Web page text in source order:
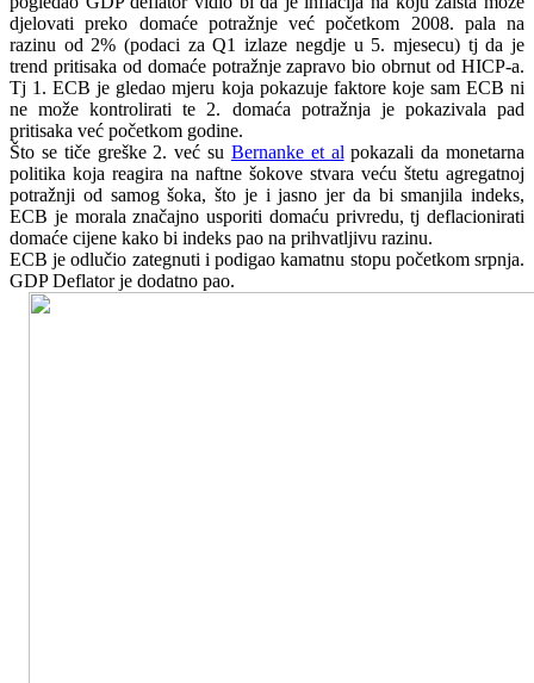
djelovati preko domaće potražnje već početkom 2008. pala na
razinu od 2% (podaci za Q1 izlaze negdje u 5. mjesecu) tj da je
trend pritisaka od domaće potražnje zapravo bio obrnut od HICP-a.
Tj 1. ECB je gledao mjeru koja pokazuje faktore koje sam ECB ni
ne može kontrolirati te 2. domaća potražnja je pokazivala pad
pritisaka već početkom godine.
Što se tiče greške 2. već su Bernanke et al pokazali da monetarna
politika koja reagira na naftne šokove stvara veću štetu agregatnoj
potražnji od samog šoka, što je i jasno jer da bi smanjila indeks,
ECB je morala značajno usporiti domaću privredu, tj deflacionirati
domaće cijene kako bi indeks pao na prihvatljivu razinu.
ECB je odlučio zategnuti i podigao kamatnu stopu početkom srpnja.
GDP Deflator je dodatno pao.